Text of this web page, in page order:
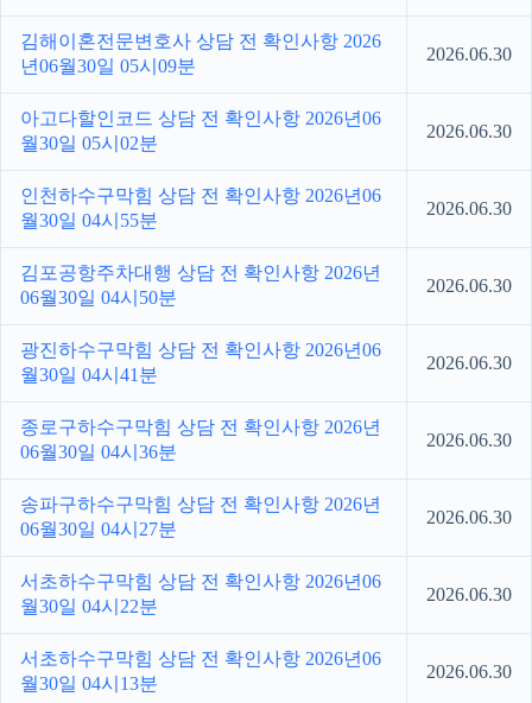
김해이혼전문변호사 상담 전 확인사항 2026
년06월30일 05시09분
2026.06.30
아고다할인코드 상담 전 확인사항 2026년06
월30일 05시02분
2026.06.30
인천하수구막힘 상담 전 확인사항 2026년06
월30일 04시55분
2026.06.30
김포공항주차대행 상담 전 확인사항 2026년
06월30일 04시50분
2026.06.30
광진하수구막힘 상담 전 확인사항 2026년06
월30일 04시41분
2026.06.30
종로구하수구막힘 상담 전 확인사항 2026년
06월30일 04시36분
2026.06.30
송파구하수구막힘 상담 전 확인사항 2026년
06월30일 04시27분
2026.06.30
서초하수구막힘 상담 전 확인사항 2026년06
월30일 04시22분
2026.06.30
서초하수구막힘 상담 전 확인사항 2026년06
월30일 04시13분
2026.06.30